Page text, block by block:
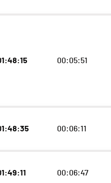
00:05:51
00:06:11
00:06:47